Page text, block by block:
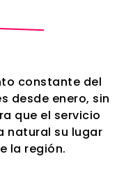
constante del
desde enero, sin
que el servicio
natural su lugar
la región.